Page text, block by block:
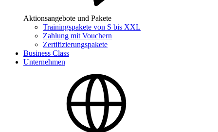
Aktionsangebote und Pakete
Trainingspakete von S bis XXL
Zahlung mit Vouchern
Zertifizierungspakete
Business Class
Unternehmen